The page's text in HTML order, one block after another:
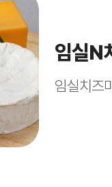
임실N
임실치즈